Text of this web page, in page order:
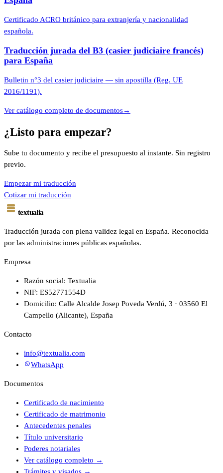
Certificado ACRO británico para extranjería y nacionalidad
española.
Traducción jurada del B3 (casier judiciaire francés)
para España
Bulletin n°3 del casier judiciaire — sin apostilla (Reg. UE
2016/1191).
Ver catálogo completo de documentos→
¿Listo para empezar?
Sube tu documento y recibe el presupuesto al instante. Sin registro
previo.
Empezar mi traducción
Cotizar mi traducción
textualia
Traducción jurada con plena validez legal en España. Reconocida
por las administraciones públicas españolas.
Empresa
Razón social: Textualia
NIF: ES52771554D
Domicilio: Calle Alcalde Josep Poveda Verdú, 3 · 03560 El
Campello (Alicante), España
Contacto
info@textualia.com
WhatsApp
Documentos
Certificado de nacimiento
Certificado de matrimonio
Antecedentes penales
Título universitario
Poderes notariales
Ver catálogo completo →